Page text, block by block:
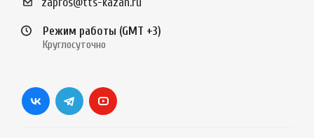
Режим работы (GMT +3)
Круглосуточно